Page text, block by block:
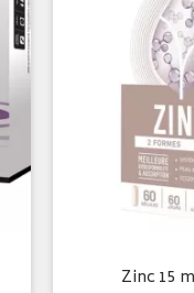
Zinc 15